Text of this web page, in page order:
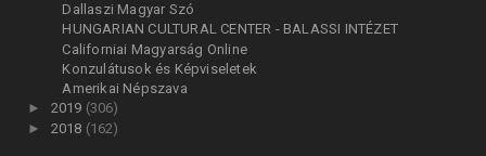
Dallaszi Magyar Szó
HUNGARIAN CULTURAL CENTER - BALASSI INTÉZET
Californiai Magyarság Online
Konzulátusok és Képviseletek
Amerikai Népszava
► 2019 (306)
► 2018 (162)